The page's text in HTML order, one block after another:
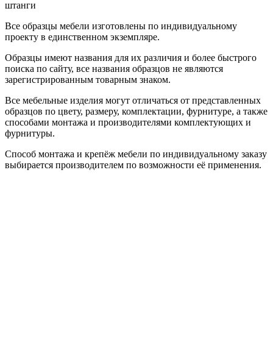
штанги
Все образцы мебели изготовлены по индивидуальному
проекту в единственном экземпляре.
Образцы имеют названия для их различия и более быстрого
поиска по сайту, все названия образцов не являются
зарегистрированным товарным знаком.
Все мебельные изделия могут отличаться от представленных
образцов по цвету, размеру, комплектации, фурнитуре, а также
способами монтажа и производителями комплектующих и
фурнитуры.
Способ монтажа и крепёж мебели по индивидуальному заказу
выбирается производителем по возможности её применения.